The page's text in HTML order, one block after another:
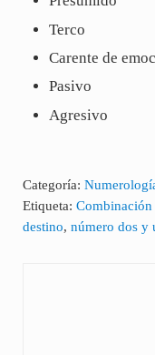
Terco
Carente de
Pasivo
Agresivo
Categoría:
Etiqueta: Combinación
destino, número dos y